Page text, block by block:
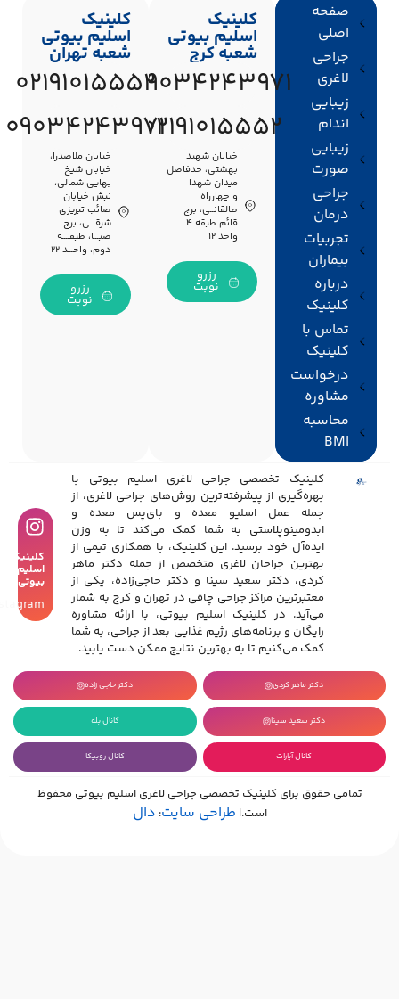
صفحه
اصلی
جراحی
لاغری
زیبایی
اندام
زیبایی
صورت
جراحی
درمان
تجربیات
بیماران
درباره
کلینیک
تماس با
کلینیک
درخواست
مشاوره
محاسبه
BMI
کلینیک
اسلیم بیوتی
شعبه کرج
09034243971
02191015552
خیابان شهید
بهشتی، حدفاصل
میدان شهدا
و چهارراه
طالقانــی، برج
قائم طبقه ۴
واحد ۱۲
رزرو
نوبت
کلینیک
اسلیم بیوتی
شعبه تهران
02191015552
09034243971
خیابان ملاصدرا،
خیابان شیخ
بهایی شمالی،
نبش خیابان
صائب تبریزی
شرقـــی، برج
صبـــا، طبقــــه
دوم، واحـــد ۲۲
رزرو
نوبت
کلینیک تخصصی جراحی لاغری اسلیم بیوتی با
بهره‌گیری از پیشرفته‌ترین روش‌های جراحی لاغری، از
جمله عمل اسلیو معده و بای‌پس معده و
ابدومینوپلاستی به شما کمک می‌کند تا به وزن
ایده‌آل خود برسید. این کلینیک، با همکاری تیمی از
بهترین جراحان لاغری متخصص از جمله دکتر ماهر
کردی، دکتر سعید سینا و دکتر حاجی‌زاده، یکی از
معتبرترین مراکز جراحی چاقی در تهران و کرج به شمار
می‌آید. در کلینیک اسلیم بیوتی، با ارائه مشاوره
رایگان و برنامه‌های رژیم غذایی بعد از جراحی، به شما
کمک می‌کنیم تا به بهترین نتایج ممکن دست یابید.
کلینیک
اسلیم
بیوتی
Instagram
دکتر ماهر کردی دکتر حاجی زاده
دکتر سعید سینا کانال بله
کانال آپارات کانال روبیکا
تمامی حقوق برای کلینیک تخصصی جراحی لاغری اسلیم بیوتی محفوظ
است.|طراحی سایت:دال